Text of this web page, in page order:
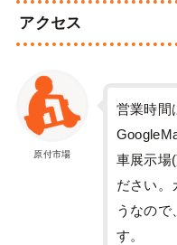
アクセス
原付市場
営業時間
車展示場
ださい。
うなので
す。